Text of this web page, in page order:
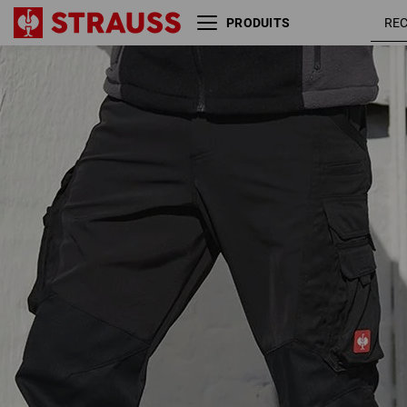
PRODUITS
Pantalon cargo e.s. comfort noir